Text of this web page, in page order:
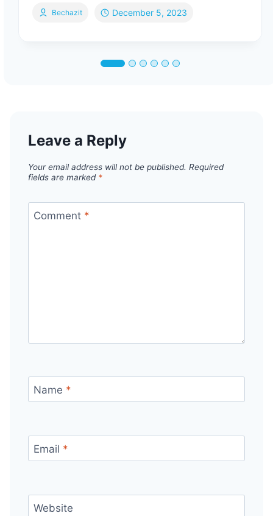
Bechazit December 5, 2023
Leave a Reply
Your email address will not be published. Required
fields are marked *
Comment *
Name *
Email *
Website